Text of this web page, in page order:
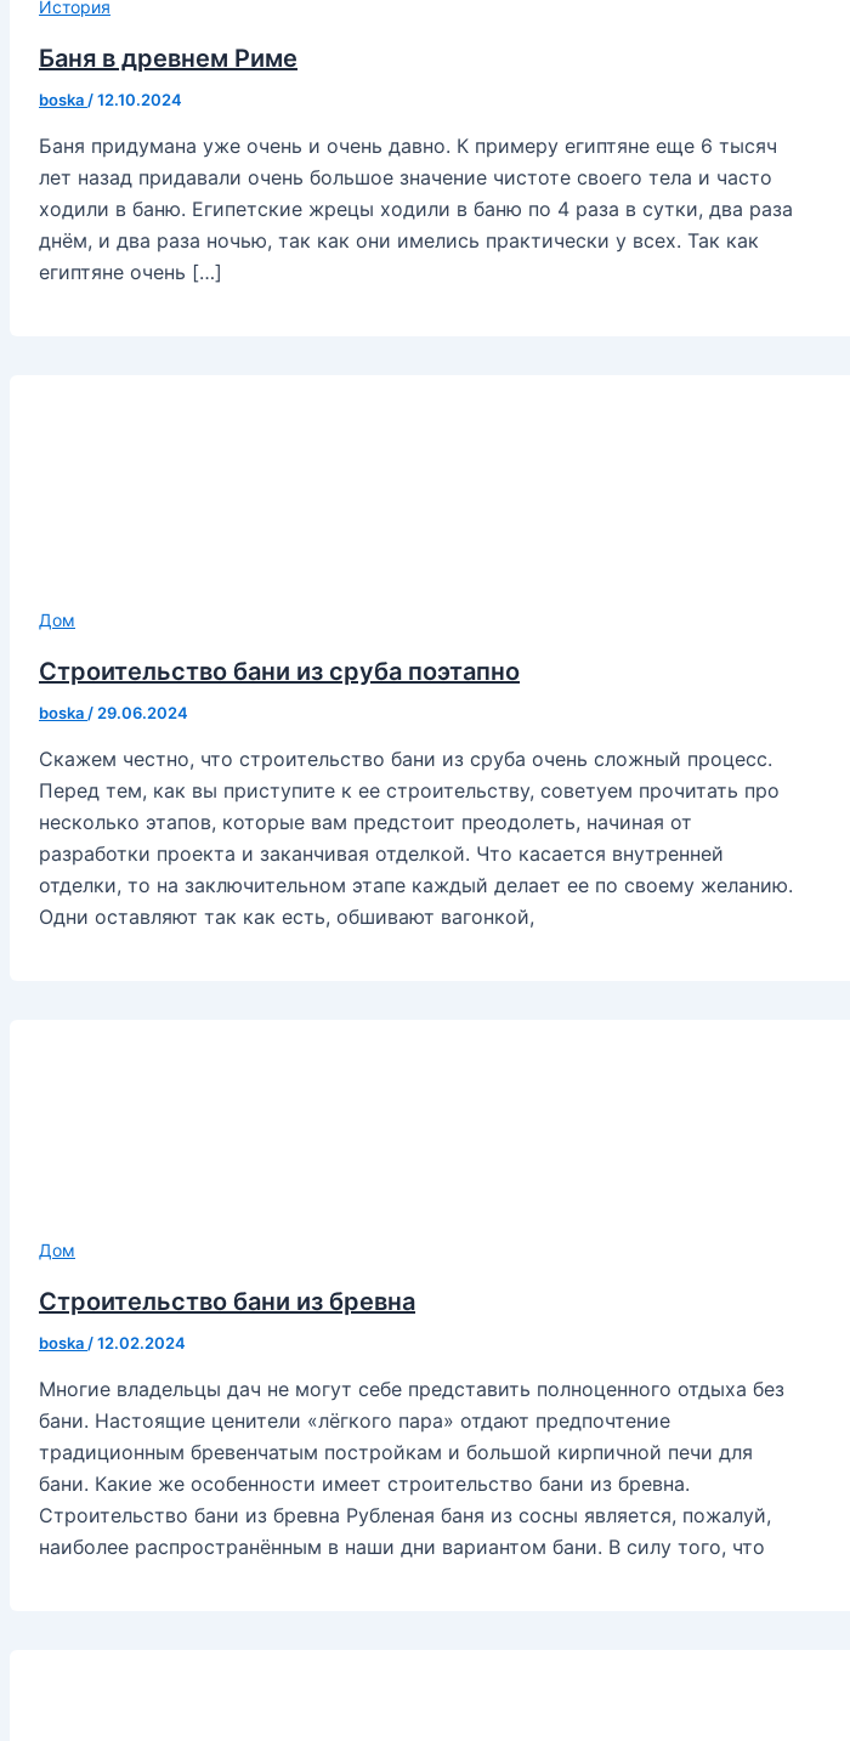
История
Баня в древнем Риме
boska /12.10.2024
Баня придумана уже очень и очень давно. К примеру египтяне еще 6 тысяч
лет назад придавали очень большое значение чистоте своего тела и часто
ходили в баню. Египетские жрецы ходили в баню по 4 раза в сутки, два раза
днём, и два раза ночью, так как они имелись практически у всех. Так как
египтяне очень […]
Дом
Строительство бани из сруба поэтапно
boska / 29.06.2024
Скажем честно, что строительство бани из сруба очень сложный процесс.
Перед тем, как вы приступите к ее строительству, советуем прочитать про
несколько этапов, которые вам предстоит преодолеть, начиная от
разработки проекта и заканчивая отделкой. Что касается внутренней
отделки, то на заключительном этапе каждый делает ее по своему желанию.
Одни оставляют так как есть, обшивают вагонкой,
Дом
Строительство бани из бревна
boska /12.02.2024
Многие владельцы дач не могут себе представить полноценного отдыха без
бани. Настоящие ценители «лёгкого пара» отдают предпочтение
традиционным бревенчатым постройкам и большой кирпичной печи для
бани. Какие же особенности имеет строительство бани из бревна.
Строительство бани из бревна Рубленая баня из сосны является, пожалуй,
наиболее распространённым в наши дни вариантом бани. В силу того, что